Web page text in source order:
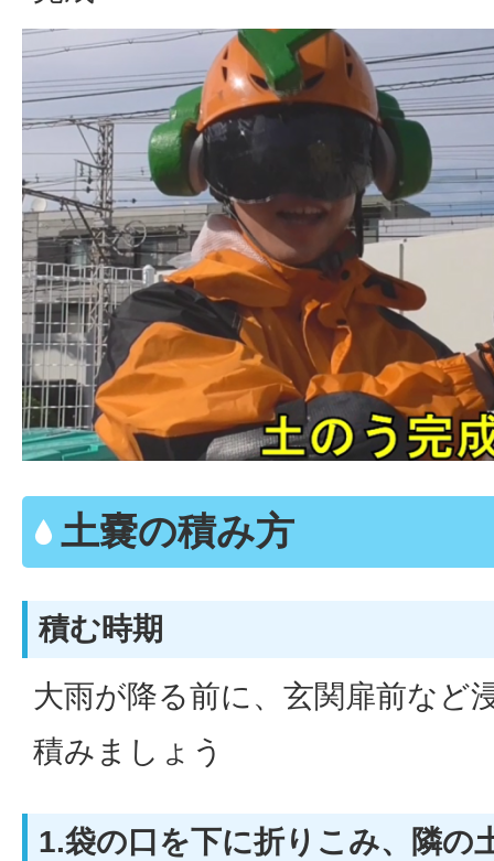
土嚢の積み方
積む時期
大雨が降る前に、玄関扉前など
積みましょう
1.袋の口を下に折りこみ、隣の